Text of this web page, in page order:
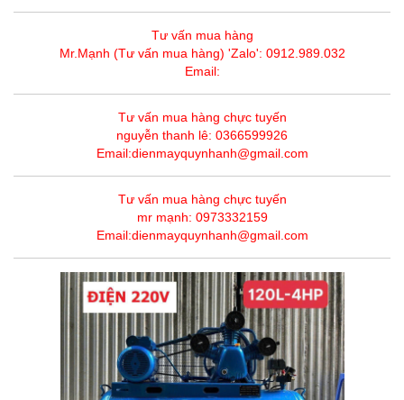
Tư vấn mua hàng
Mr.Mạnh (Tư vấn mua hàng) 'Zalo': 0912.989.032
Email:
Tư vấn mua hàng chực tuyến
nguyễn thanh lê: 0366599926
Email:dienmayquynhanh@gmail.com
Tư vấn mua hàng chực tuyến
mr mạnh: 0973332159
Email:dienmayquynhanh@gmail.com